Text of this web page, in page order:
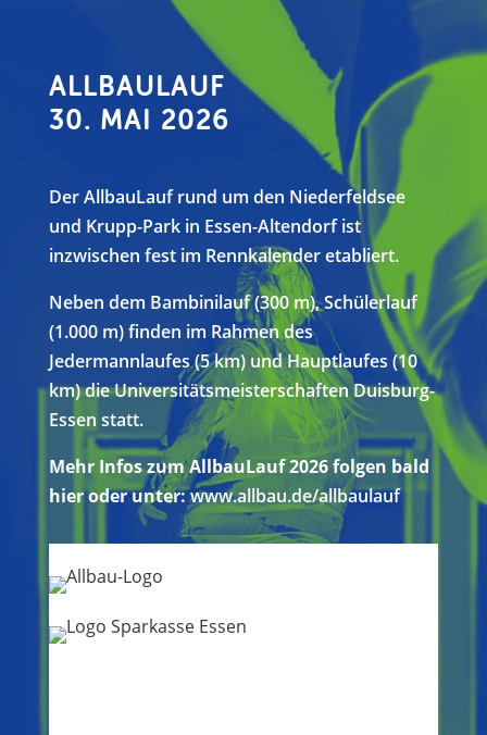
ALLBAULAUF
30. MAI 2026
Der AllbauLauf rund um den Niederfeldsee
und Krupp-Park in Essen-Altendorf ist
inzwischen fest im Rennkalender etabliert.
Neben dem Bambinilauf (300 m), Schülerlauf
(1.000 m) finden im Rahmen des
Jedermannlaufes (5 km) und Hauptlaufes (10
km) die Universitätsmeisterschaften Duisburg-
Essen statt.
Mehr Infos zum AllbauLauf 2026 folgen bald
hier oderunter:www.allbau.de/allbaulauf